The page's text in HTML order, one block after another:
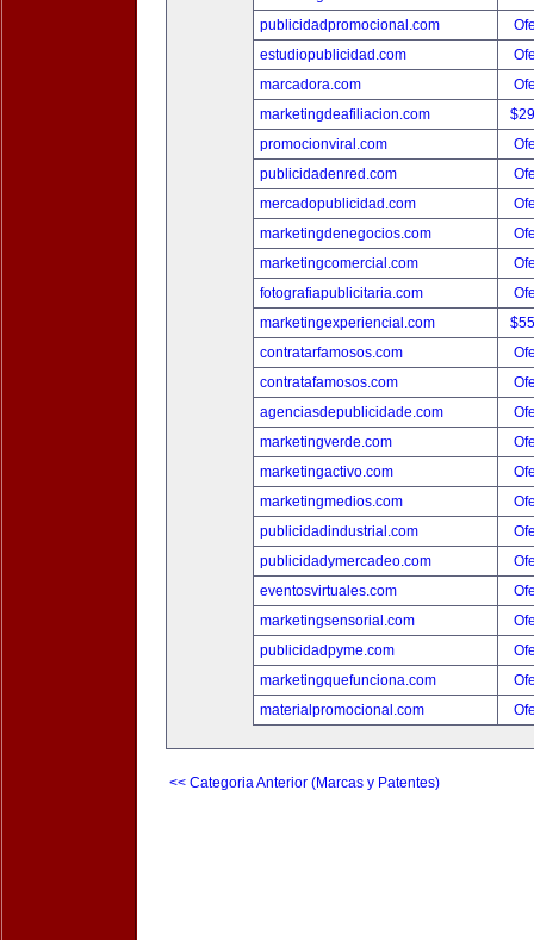
publicidadpromocional.com
estudiopublicidad.com
marcadora.com
marketingdeafiliacion.com
promocionviral.com
publicidadenred.com
mercadopublicidad.com
marketingdenegocios.com
marketingcomercial.com
fotografiapublicitaria.com
marketingexperiencial.com
contratarfamosos.com
contratafamosos.com
agenciasdepublicidade.com
marketingverde.com
marketingactivo.com
marketingmedios.com
publicidadindustrial.com
publicidadymercadeo.com
eventosvirtuales.com
marketingsensorial.com
publicidadpyme.com
marketingquefunciona.com
materialpromocional.com
<< Categoria Anterior (Marcas y Patentes)